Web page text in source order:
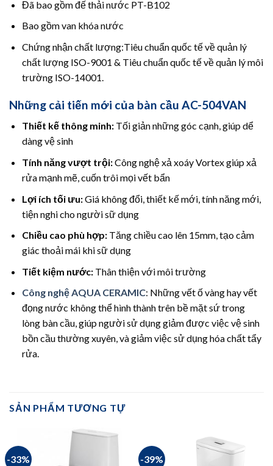
Đã bao gồm đế thải nước PT-B102
Bao gồm van khóa nước
Chứng nhận chất lượng:Tiêu chuẩn quốc tế về quản lý
chất lượng ISO-9001 & Tiêu chuẩn quốc tế về quản lý môi
trường ISO-14001.
Những cải tiến mới của bàn cầu AC-504VAN
Thiết kế thông minh:Tối giản những góc cạnh, giúp dể
dàng vệ sinh
Tính năng vượt trội:Công nghệ xả xoáy Vortex giúp xả
rửa mạnh mẽ, cuốn trôi mọi vết bẩn
Lợi ích tối ưu:Giá không đổi, thiết kế mới, tính năng mới,
tiện nghi cho người sữ dụng
Chiều cao phù hợp:Tăng chiều cao lên 15mm, tạo cảm
giác thoải mái khi sữ dụng
Tiết kiệm nước:Thân thiện với môi trường
Công nghệ AQUA CERAMIC: Những vết ố vàng hay vết
đọng nước không thể hình thành trên bề mặt sứ trong
lòng bàn cầu, giúp người sử dụng giảm được việc vệ sinh
bồn cầu thường xuyên, và giảm việc sử dụng hóa chất tẩy
rửa.
SẢN PHẨM TƯƠNG TỰ
-33% -39%